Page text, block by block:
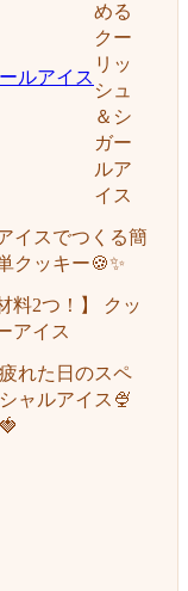
める
クー
リッ
シュ
＆シ
ガー
ルア
イス
イスでつくる簡
クッキー🍪✨
料2つ！】 クッ
アイス
疲れた日のスペ
シャルアイス🍨
🍓